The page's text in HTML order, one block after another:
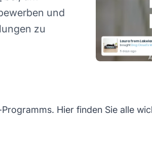
und
zu
Hier finden Sie alle